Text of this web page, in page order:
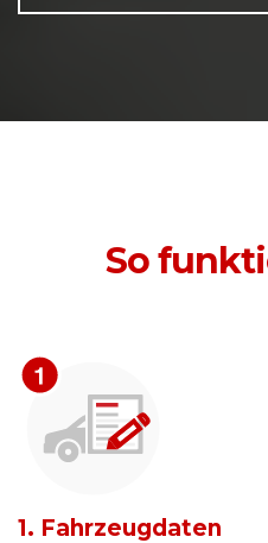
So
1. Fahrzeugdaten